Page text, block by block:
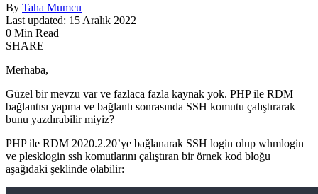
By Taha Mumcu
Last updated: 15 Aralık 2022
0 Min Read
SHARE
Merhaba,
Güzel bir mevzu var ve fazlaca fazla kaynak yok. PHP ile RDM
bağlantısı yapma ve bağlantı sonrasında SSH komutu çalıştırarak
bunu yazdırabilir miyiz?
PHP ile RDM 2020.2.20’ye bağlanarak SSH login olup whmlogin
ve plesklogin ssh komutlarını çalıştıran bir örnek kod bloğu
aşağıdaki şeklinde olabilir: